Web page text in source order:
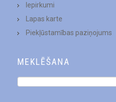
Iepirkumi
Lapas karte
Piekļūstamības paziņojums
MEKLĒŠANA